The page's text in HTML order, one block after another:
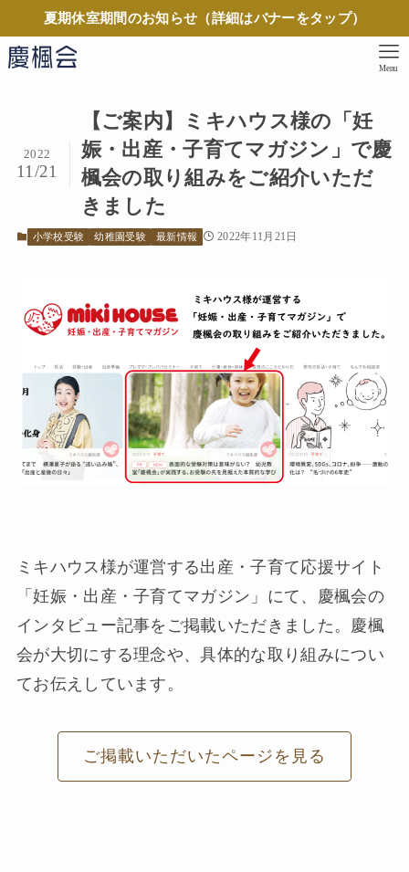
夏期休室期間のお知らせ（詳細はバナーをタップ）
Menu
【ご案内】ミキハウス様の「妊
娠・出産・子育てマガジン」で慶
楓会の取り組みをご紹介いただ
きました
2022
11/21
小学校受験 幼稚園受験 最新情報 2022年11月21日
ミキハウス様が運営する出産・子育て応援サイト
「妊娠・出産・子育てマガジン」にて、慶楓会の
インタビュー記事をご掲載いただきました。慶楓
会が大切にする理念や、具体的な取り組みについ
てお伝えしています。
ご掲載いただいたページを見る